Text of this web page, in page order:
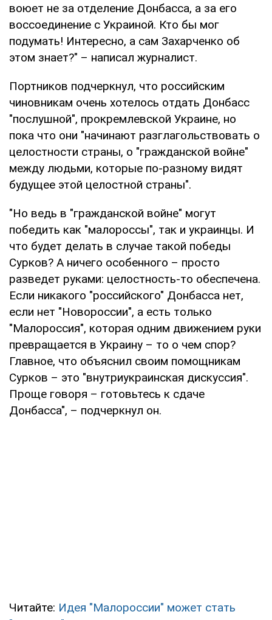
воюет не за отделение Донбасса, а за его
воссоединение с Украиной. Кто бы мог
подумать! Интересно, а сам Захарченко об
этом знает?" – написал журналист.
Портников подчеркнул, что российским
чиновникам очень хотелось отдать Донбасс
"послушной", прокремлевской Украине, но
пока что они "начинают разглагольствовать о
целостности страны, о "гражданской войне"
между людьми, которые по-разному видят
будущее этой целостной страны".
"Но ведь в "гражданской войне" могут
победить как "малороссы", так и украинцы. И
что будет делать в случае такой победы
Сурков? А ничего особенного – просто
разведет руками: целостность-то обеспечена.
Если никакого "российского" Донбасса нет,
если нет "Новороссии", а есть только
"Малороссия", которая одним движением руки
превращается в Украину – то о чем спор?
Главное, что объяснил своим помощникам
Сурков – это "внутриукраинская дискуссия".
Проще говоря – готовьтесь к сдаче
Донбасса", – подчеркнул он.
Читайте: Идея "Малороссии" может стать